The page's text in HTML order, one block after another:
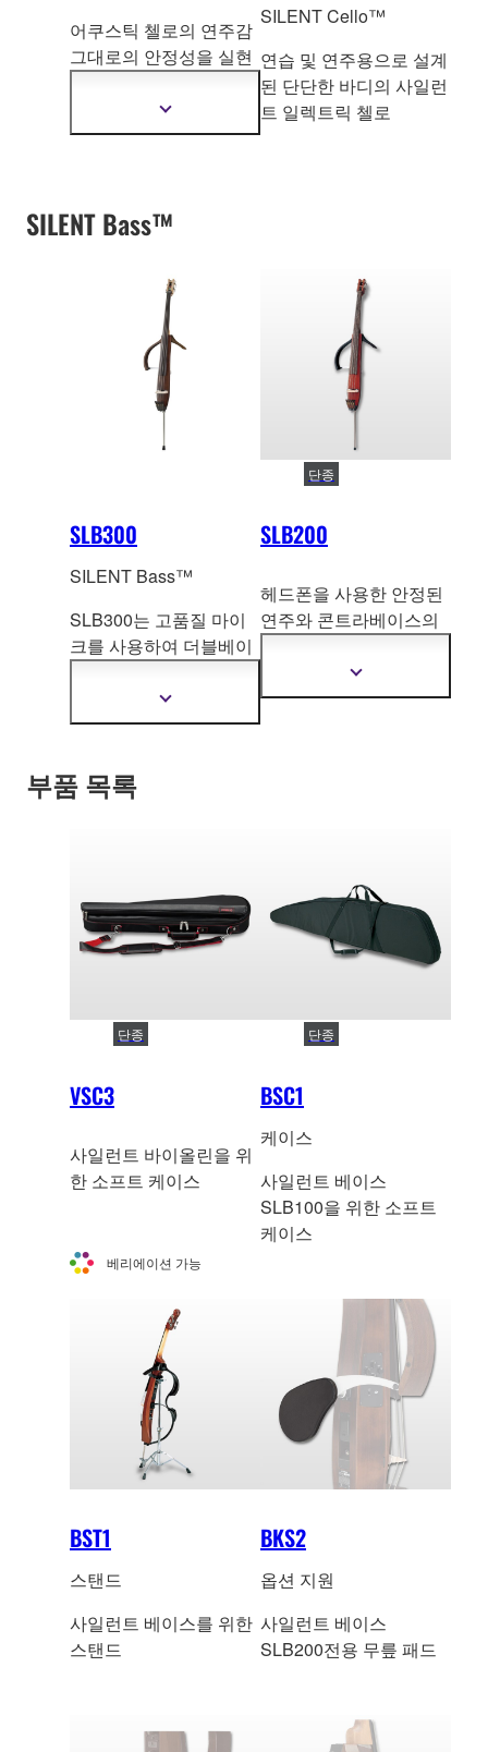
어쿠스틱 첼로의 연주감
그대로의 안정성을 실현
로의 스탠다드 모델
더
자
보
보
SILENT Cello™
연습 및 연주용으로 설계
된 단단한 바디의 사일런
트 일렉트릭 첼로
SILENT Bass™
SLB300
SILENT Bass™
SLB300는 고품질 마이
크를 사용하여 더블베이
스튜디오급 사운드를
SRT POWERED 시스템
시에 정숙성과 휴대성을
강조한 반고체 구조를 유
이트 베이스입니다
더
자
SLB200
단종
헤드폰을 사용한 안정된
연주와 콘트라베이스의
더
자
부품 목록
VSC3
단종
사일런트 바이올린을 위
한 소프트 케이스
베리에이션 가능
BSC1
단종
케이스
사일런트 베이스
SLB100을 위한 소프트
케이스
BST1
스탠드
사일런트 베이스를 위한
스탠드
BKS2
옵션 지원
사일런트 베이스
SLB200전용 무릎 패드